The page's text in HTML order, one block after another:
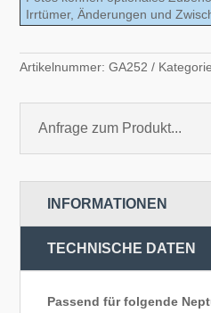
Irrtümer, Änderungen und
Artikelnummer:GA252
Anfrage zum Produkt...
INFORMATIONEN
TECHNISCHE DATEN
Passend für folgende